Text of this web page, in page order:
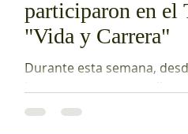
participaron en el
"Vida y Carrera"
Durante esta semana,
jueves, nuestros
las Sesiones 1, 2 y 3 del